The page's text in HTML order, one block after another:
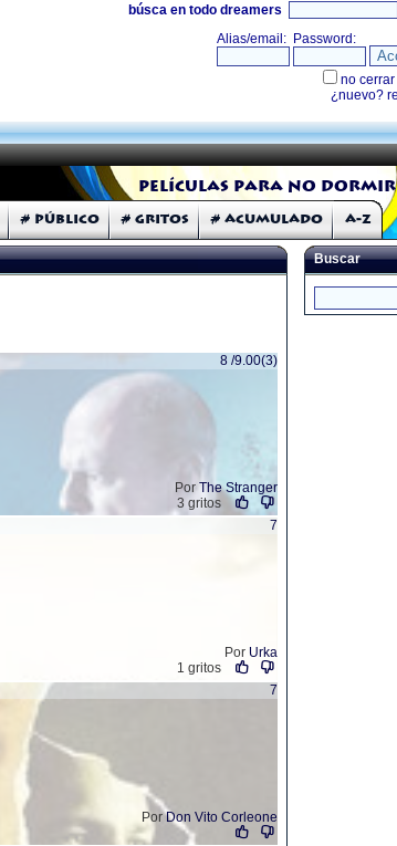
búsca en todo dreamers
Películas para no dormir
# Público # Gritos # Acumulado A-Z
8 /9.00(3)
Por The Stranger
3 gritos
7
Por Urka
1 gritos
7
PorDon Vito Corleone
Buscar